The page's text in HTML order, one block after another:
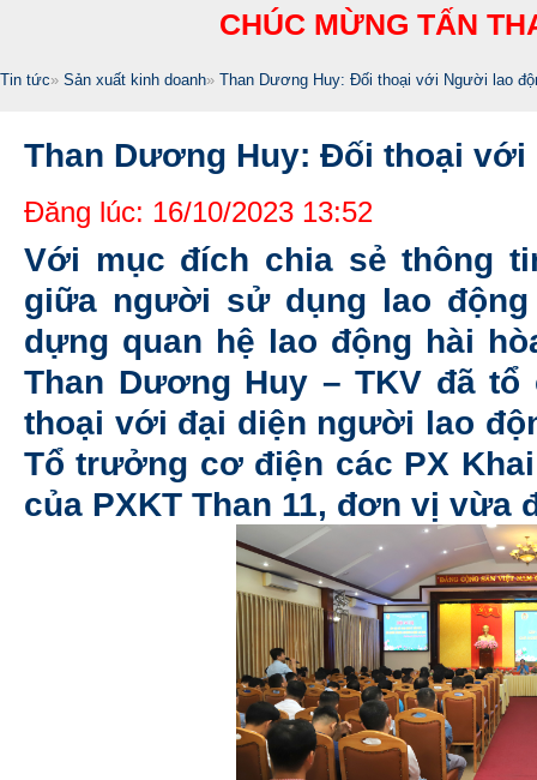
CHÚC MỪNG TẤN
Tin tức» Sản xuất kinh doanh» Than Dương Huy: Đối thoại với Người lao
Than Dương Huy: Đối thoại
Đăng lúc: 16/10/2023 13:52
Với mục đích chia sẻ thông
giữa người sử dụng lao
dựng quan hệ lao động hài
Than Dương Huy – TKV đã
thoại với đại diện người lao
Tổ trưởng cơ điện các PX
của PXKT Than 11, đơn vị vừa